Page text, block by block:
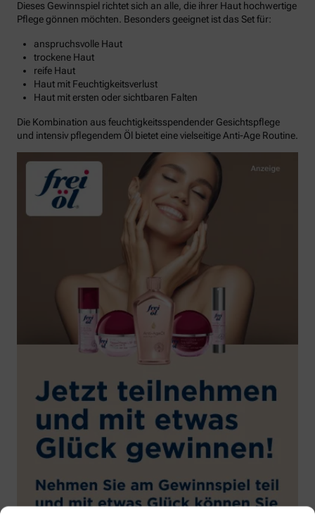
Dieses Gewinnspiel richtet sich an alle, die ihrer Haut hochwertige
Pflege gönnen möchten. Besonders geeignet ist das Set für:
anspruchsvolle Haut
trockene Haut
reife Haut
Haut mit Feuchtigkeitsverlust
Haut mit ersten oder sichtbaren Falten
Die Kombination aus feuchtigkeitsspendender Gesichtspflege
und intensiv pflegendem Öl bietet eine vielseitige Anti-Age Routine.